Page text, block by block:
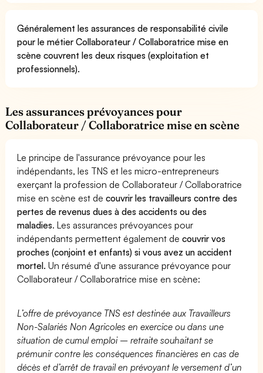
Généralement les assurances de responsabilité civile
pour le métier Collaborateur / Collaboratrice mise en
scène couvrent les deux risques (exploitation et
professionnels).
Les assurances prévoyances pour
Collaborateur / Collaboratrice mise en scène
Le principe de l'assurance prévoyance pour les
indépendants, les TNS et les micro-entrepreneurs
exerçant la profession de Collaborateur / Collaboratrice
mise en scène est decouvrir les travailleurs contre des
pertes de revenus dues à des accidents ou des
maladies. Les assurances prévoyances pour
indépendants permettent également decouvrir vos
proches (conjoint et enfants) si vous avez un accident
mortel. Un résumé d'une assurance prévoyance pour
Collaborateur / Collaboratrice mise en scène:
L’offre de prévoyance TNS est destinée aux Travailleurs
Non-Salariés Non Agricoles en exercice ou dans une
situation de cumul emploi – retraite souhaitant se
prémunir contre les conséquences financières en cas de
décès et d’arrêt de travail en prévoyant le versement d’un